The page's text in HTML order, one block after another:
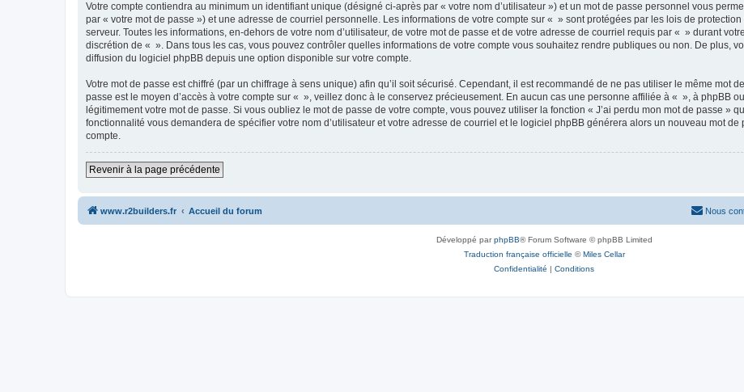
Votre compte contiendra au minimum un identifiant unique (désigné ci-après par « votre nom d’utilisateur ») et un mot de passe personnel vous
par « votre mot de passe ») et une adresse de courriel personnelle. Les informations de votre compte sur « » sont protégées par les lois de
serveur. Toutes les informations, en-dehors de votre nom d’utilisateur, de votre mot de passe et de votre adresse de courriel requis par « » durant
discrétion de « ». Dans tous les cas, vous pouvez contrôler quelles informations de votre compte vous souhaitez rendre publiques ou non. De plus,
diffusion du logiciel phpBB depuis une option disponible sur votre compte.
Votre mot de passe est chiffré (par un chiffrage à sens unique) afin qu’il soit sécurisé. Cependant, il est recommandé de ne pas utiliser le même mot
passe est le moyen d’accès à votre compte sur « », veillez donc à le conservez précieusement. En aucun cas une personne affiliée à « », à phpBB
légitimement votre mot de passe. Si vous oubliez le mot de passe de votre compte, vous pouvez utiliser la fonction « J’ai perdu mon mot de passe »
fonctionnalité vous demandera de spécifier votre nom d’utilisateur et votre adresse de courriel et le logiciel phpBB générera alors un nouveau mot
compte.
Revenir à la page précédente
www.r2builders.fr Accueil du forum Nous
Développé parphpBB® Forum Software © phpBB Limited
Traduction française officielle ©Miles Cellar
Confidentialité | Conditions